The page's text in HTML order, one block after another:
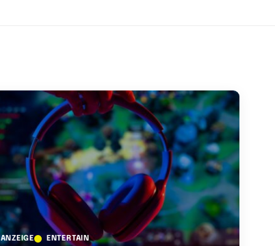
ANZEIGE ENTERTAIN